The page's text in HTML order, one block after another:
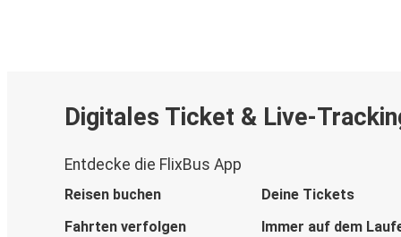
Digitales Ticket & Live-
Entdecke die FlixBus App
Reisen buchen
Deine Tickets
Fahrten verfolgen
Immer auf dem